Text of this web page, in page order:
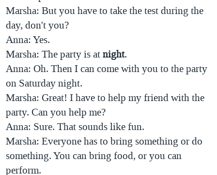
Marsha: But you have to take the test during the
day, don't you?
Anna: Yes.
Marsha: The party is atnight.
Anna: Oh. Then I can come with you to the party
on Saturday night.
Marsha: Great! I have to help my friend with the
party. Can you help me?
Anna: Sure. That sounds like fun.
Marsha: Everyone has to bring something or do
something. You can bring food, or you can
perform.